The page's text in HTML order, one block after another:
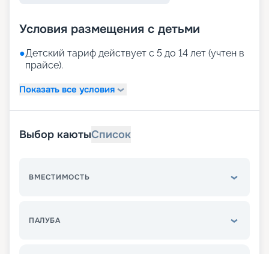
Условия размещения с детьми
●Детский тариф действует с 5 до 14 лет (учтен в
прайсе).
Показать все условия
Выбор каютыСписок
ВМЕСТИМОСТЬ
ПАЛУБА